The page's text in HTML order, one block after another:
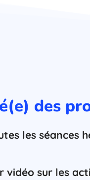
des
les séances
vidéo sur les